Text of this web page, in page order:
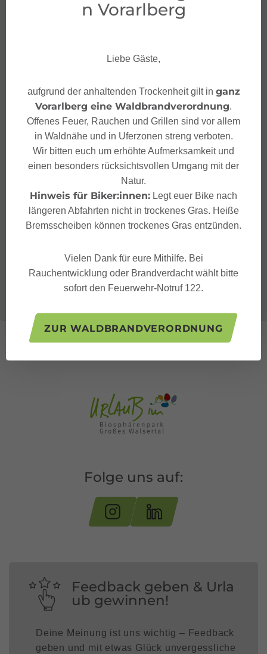
Folge uns auf:
Feedback geben & Urla
ub gewinnen!
Deine Meinung ist uns wichtig – Feedback
geben und mit etwas Glück unvergessliche
n Vorarlberg
Liebe Gäste,
aufgrund der anhaltenden Trockenheit gilt in ganz
Vorarlberg eine Waldbrandverordnung.
Offenes Feuer, Rauchen und Grillen sind vor allem
in Waldnähe und in Uferzonen streng verboten.
Wir bitten euch um erhöhte Aufmerksamkeit und
einen besonders rücksichtsvollen Umgang mit der
Natur.
Hinweis für Biker:innen: Legt euer Bike nach
längeren Abfahrten nicht in trockenes Gras. Heiße
Bremsscheiben können trockenes Gras entzünden.
Vielen Dank für eure Mithilfe. Bei
Rauchentwicklung oder Brandverdacht wählt bitte
sofort den Feuerwehr-Notruf 122.
ZUR WALDBRANDVERORDNUNG